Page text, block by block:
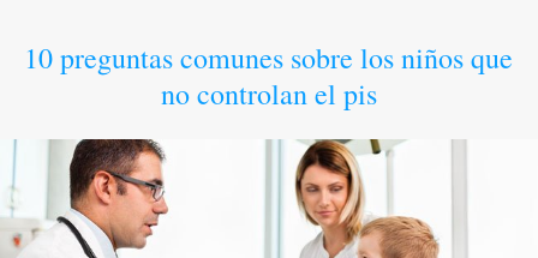
10 preguntas comunes sobre los niños que
no controlan el pis